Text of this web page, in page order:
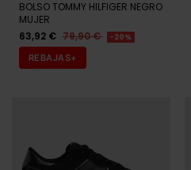
63,92 € 79,90 € -20%
REBAJAS+